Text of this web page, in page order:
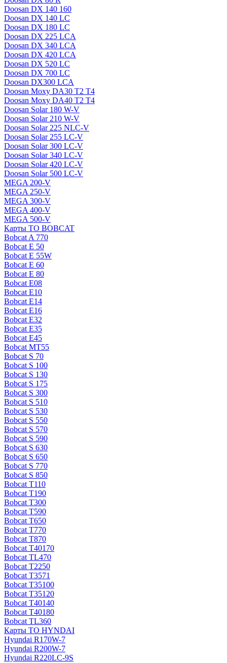
Doosan DX 140 160
Doosan DX 140 LC
Doosan DX 180 LC
Doosan DX 225 LCA
Doosan DX 340 LCA
Doosan DX 420 LCA
Doosan DX 520 LC
Doosan DX 700 LC
Doosan DX300 LCA
Doosan Moxy DA30 T2 T4
Doosan Moxy DA40 T2 T4
Doosan Solar 180 W-V
Doosan Solar 210 W-V
Doosan Solar 225 NLC-V
Doosan Solar 255 LC-V
Doosan Solar 300 LC-V
Doosan Solar 340 LC-V
Doosan Solar 420 LC-V
Doosan Solar 500 LC-V
MEGA 200-V
MEGA 250-V
MEGA 300-V
MEGA 400-V
MEGA 500-V
Карты ТО BOBCAT
Bobcat A 770
Bobcat E 50
Bobcat E 55W
Bobcat E 60
Bobcat E 80
Bobcat E08
Bobcat E10
Bobcat E14
Bobcat E16
Bobcat E32
Bobcat E35
Bobcat E45
Bobcat MT55
Bobcat S 70
Bobcat S 100
Bobcat S 130
Bobcat S 175
Bobcat S 300
Bobcat S 510
Bobcat S 530
Bobcat S 550
Bobcat S 570
Bobcat S 590
Bobcat S 630
Bobcat S 650
Bobcat S 770
Bobcat S 850
Bobcat T110
Bobcat T190
Bobcat T300
Bobcat T590
Bobcat T650
Bobcat T770
Bobcat T870
Bobcat T40170
Bobcat TL470
Bobcat Т2250
Bobcat Т3571
Bobcat Т35100
Bobcat Т35120
Bobcat Т40140
Bobcat Т40180
Bobcat ТL360
Карты ТО HYNDAI
Hyundai R170W-7
Hyundai R200W-7
Hyundai R220LC-9S